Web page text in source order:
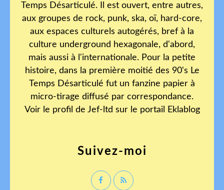
Temps Désarticulé. Il est ouvert, entre autres,
aux groupes de rock, punk, ska, oï, hard-core,
aux espaces culturels autogérés, bref à la
culture underground hexagonale, d'abord,
mais aussi à l'internationale. Pour la petite
histoire, dans la première moitié des 90's Le
Temps Désarticulé fut un fanzine papier à
micro-tirage diffusé par correspondance.
Voir le profil de Jef-ltd sur le portail Eklablog
Suivez-moi